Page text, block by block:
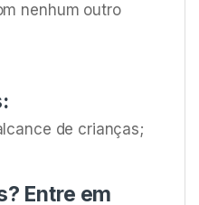
nenhum outro
de crianças;
Entre em